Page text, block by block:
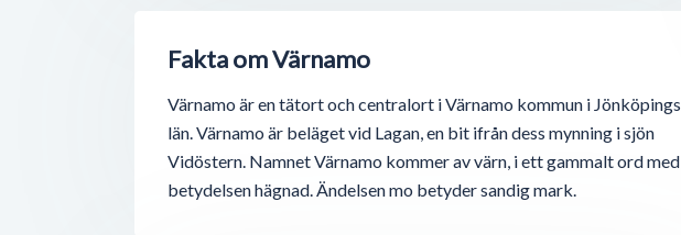
Fakta om Värnamo
Värnamo är en tätort och centralort i Värnamo kommun i Jönköpings
län. Värnamo är beläget vid Lagan, en bit ifrån dess mynning i sjön
Vidöstern. Namnet Värnamo kommer av värn, i ett gammalt ord med
betydelsen hägnad. Ändelsen mo betyder sandig mark.